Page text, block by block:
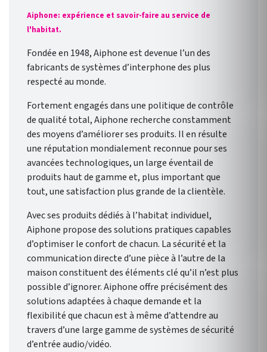
Aiphone: expérience et savoir-faire au service de
l'habitat.
Fondée en 1948, Aiphone est devenue l’un des
fabricants de systèmes d’interphone des plus
respecté au monde.
Fortement engagés dans une politique de contrôle
de qualité total, Aiphone recherche constamment
des moyens d’améliorer ses produits. Il en résulte
une réputation mondialement reconnue pour ses
avancées technologiques, un large éventail de
produits haut de gamme et, plus important que
tout, une satisfaction plus grande de la clientèle.
Avec ses produits dédiés à l’habitat individuel,
Aiphone propose des solutions pratiques capables
d’optimiser le confort de chacun. La sécurité et la
communication directe d’une pièce à l’autre de la
maison constituent des éléments clé qu’il n’est plus
possible d’ignorer. Aiphone offre précisément des
solutions adaptées à chaque demande et la
flexibilité que chacun est à même d’attendre au
travers d’une large gamme de systèmes de sécurité
d’entrée audio/vidéo.